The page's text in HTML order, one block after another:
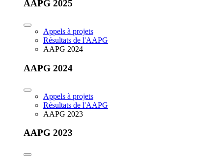
AAPG 2025
Appels à projets
Résultats de l'AAPG
AAPG 2024
AAPG 2024
Appels à projets
Résultats de l'AAPG
AAPG 2023
AAPG 2023